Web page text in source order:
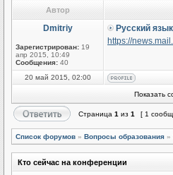
Автор
Dmitriy
Зарегистрирован: 19
апр 2015, 10:49
Сообщения: 40
Русский
https://
20 май 2015, 02:00
Показать
Страница 1 из 1 [ 1
Список форумов » Вопросы образования »
Кто сейчас на конференции